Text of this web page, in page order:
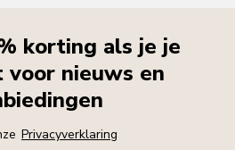
korting als je je
voor nieuws en
Privacyverklaring